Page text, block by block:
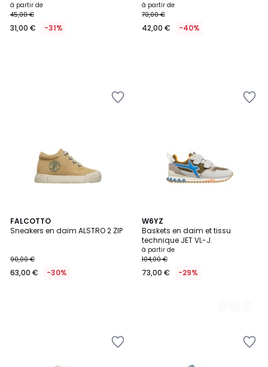
à partir de
45,00 €
31,00 € -31%
à partir de
70,00 €
42,00 € -40%
FALCOTTO
Sneakers en daim ALSTRO 2 ZIP
90,00 €
63,00 € -30%
W6YZ
Baskets en daim et tissu
technique JET VL-J.
à partir de
104,00 €
73,00 € -29%
2
Couleurs